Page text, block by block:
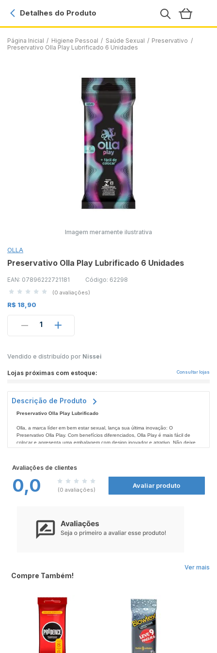
Página Inicial / Higiene Pessoal / Saúde Sexual / Preservativo /
Preservativo Olla Play Lubrificado 6 Unidades
Detalhes do Produto
Imagem meramente ilustrativa
OLLA
Preservativo Olla Play Lubrificado 6 Unidades
EAN: 07896222721181 Código: 62298
(0 avaliações)
R$ 18,90
1
Vendido e distribuído por Nissei
Lojas próximas com estoque: Consultar lojas
Descrição de Produto
Preservativo Olla Play Lubrificado
Olla, a marca líder em bem estar sexual, lança sua última inovação: O
Preservativo Olla Play. Com benefícios diferenciados, Olla Play é mais fácil de
colocar e apresenta uma embalagem com design inovador e atrativo. Não deixe
de conferir todos os produtos Olla nasFarmácias Nissei.
Avaliações de clientes
0,0 (0 avaliações)
Avaliar produto
Ver mais
Compre Também!